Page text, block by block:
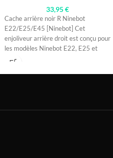
33,95€
Cache arrière noir R Ninebot
E22/E25/E45 [Ninebot] Cet
enjoliveur arrière droit est conçu pour
les modèles Ninebot E22, E25 et